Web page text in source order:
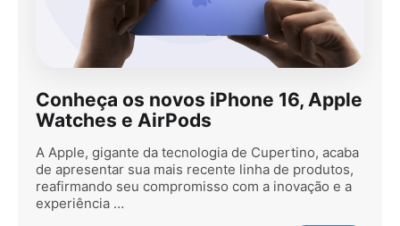
Conheça os novos iPhone 16, Apple
Watches e AirPods
A Apple, gigante da tecnologia de Cupertino, acaba
de apresentar sua mais recente linha de produtos,
reafirmando seu compromisso com a inovação e a
experiência …